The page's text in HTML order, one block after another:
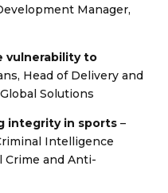
Manager,
vulnerability to
Head of Delivery and
Solutions
integrity in sports –
Intelligence
Crime and Anti-